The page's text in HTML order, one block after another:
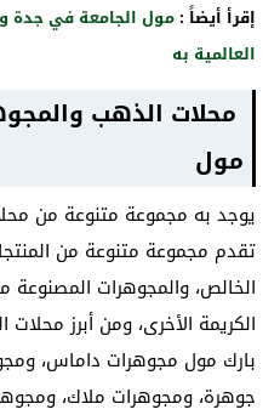
إقرأ أيضاً : مول الجامعة في جدة
العالمية به
محلات الذهب
مول
يوجد به مجموعة متنوعة من
تقدم مجموعة متنوعة من
الخالص، والمجوهرات المصنوعة
الكريمة الأخرى، ومن أبرز
بارك مول مجوهرات داماس،
جوهرة، ومجوهرات ملاك،